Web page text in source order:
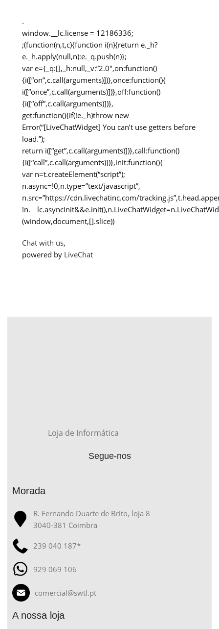
.
window.__lc.license = 12186336;
;(function(n,t,c){function i(n){return e._h?
e._h.apply(null,n):e._q.push(n)};
var e={_q:[],_h:null,_v:”2.0″,on:function()
{i([“on”,c.call(arguments)])},once:function(){
i([“once”,c.call(arguments)])},off:function()
{i([“off”,c.call(arguments)])},
get:function(){if(!e._h)throw new
Error(“[LiveChatWidget] You can’t use getters before
load.”);
return i([“get”,c.call(arguments)])},call:function()
{i([“call”,c.call(arguments)])},init:function(){
var n=t.createElement(“script”);
n.async=!0,n.type=”text/javascript”,
n.src=”https://cdn.livechatinc.com/
(window,document,[].slice))
Chat with us,
powered by LiveChat
Loja de Informática
Segue-nos
Morada
R. Fernando Duarte de Brito, loja 8
3040-381 Coimbra
239 040 187*
929 069 106
comercial@swtl.pt
A nossa loja